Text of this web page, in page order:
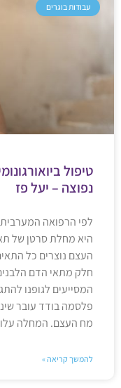
עבודות בוגרים
טיפול
נפוצה – יעל פז
היא מחלת סרטן של
העצם נוצרים כל
חלק מתאי הדם
המסייעים לגופנו
פלסמה בודד עובר
מח העצם. המחלה
להמשך קריאה »